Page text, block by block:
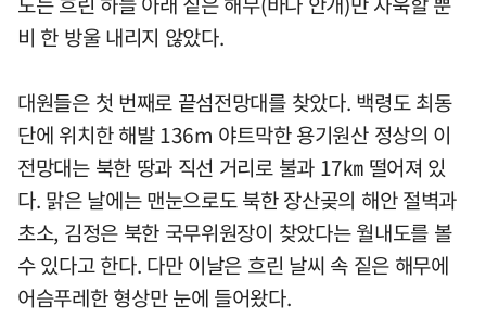
비 한 방울 내리지 않았다.
대원들은 첫 번째로 끝섬전망대를 찾았다. 백령도 최동
단에 위치한 해발 136m 야트막한 용기원산 정상의 이
전망대는 북한 땅과 직선 거리로 불과 17㎞ 떨어져 있
다. 맑은 날에는 맨눈으로도 북한 장산곶의 해안 절벽과
초소, 김정은 북한 국무위원장이 찾았다는 월내도를 볼
수 있다고 한다. 다만 이날은 흐린 날씨 속 짙은 해무에
어슴푸레한 형상만 눈에 들어왔다.